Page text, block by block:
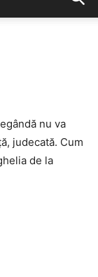
nu va
judecată. Cum
de la